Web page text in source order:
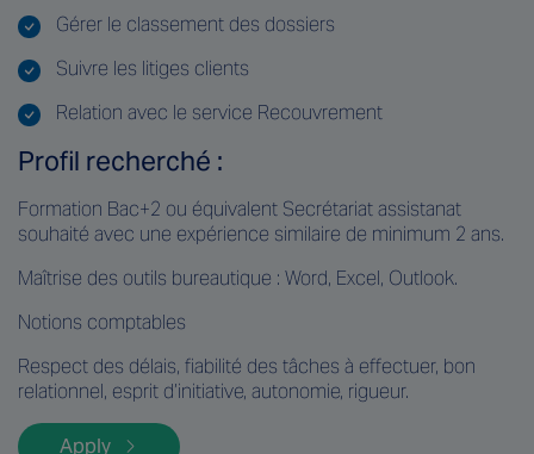
Gérer le classement des dossiers
Suivre les litiges clients
Relation avec le service Recouvrement
Profil recherché :
Formation Bac+2 ou équivalent Secrétariat assistanat
souhaité avec une expérience similaire de minimum 2 ans.
Maîtrise des outils bureautique : Word, Excel, Outlook.
Notions comptables
Respect des délais, fiabilité des tâches à effectuer, bon
relationnel, esprit d’initiative, autonomie, rigueur.
Apply